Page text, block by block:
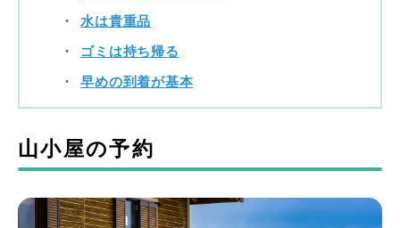
水は貴重品
ゴミは持ち帰る
早めの到着が基本
山小屋の予約